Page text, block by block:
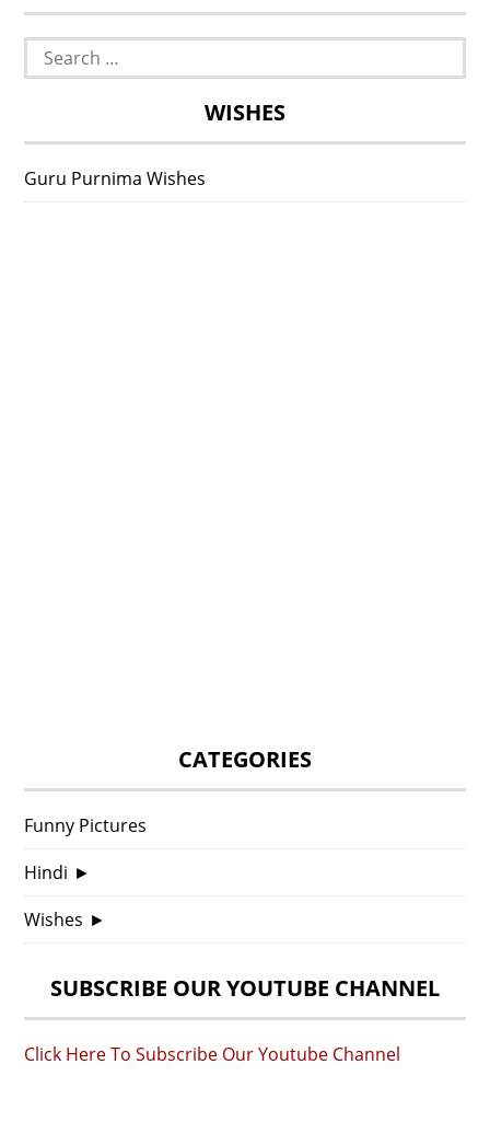
Search
for:
WISHES
Guru Purnima Wishes
CATEGORIES
Funny Pictures
Hindi ►
Wishes ►
SUBSCRIBE OUR YOUTUBE CHANNEL
Click Here To Subscribe Our Youtube Channel